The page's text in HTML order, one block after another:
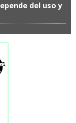
del uso y